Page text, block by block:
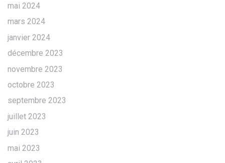
mai 2024
mars 2024
janvier 2024
décembre 2023
novembre 2023
octobre 2023
septembre 2023
juillet 2023
juin 2023
mai 2023